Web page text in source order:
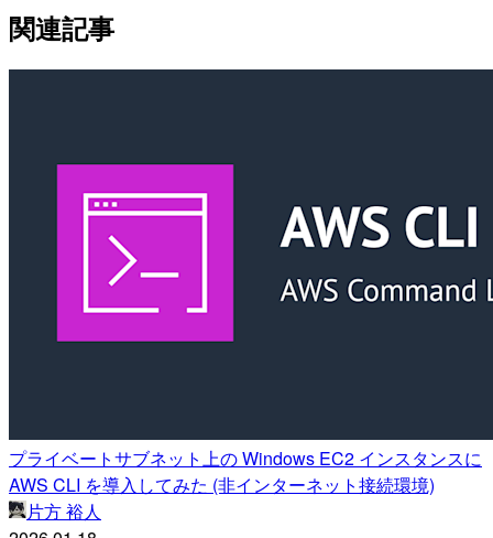
関連記事
プライベートサブネット上の Windows EC2 インスタンスに
AWS CLI を導入してみた (非インターネット接続環境)
片方 裕人